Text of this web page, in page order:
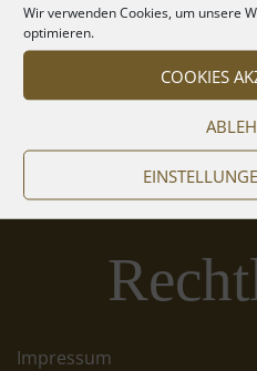
Wir verwenden Cookies, um unsere
optimieren.
COOKIES
Impressum